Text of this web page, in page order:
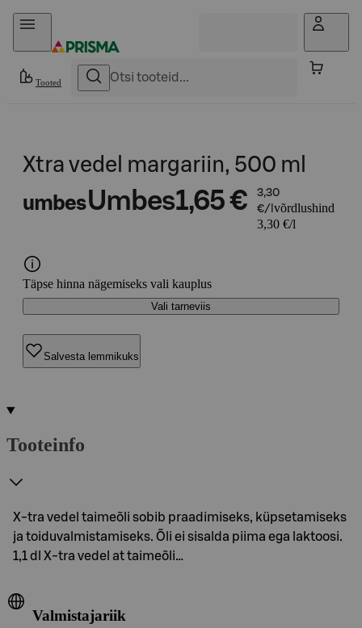
Otse sisu juurde
Tooted
Xtra vedel margariin, 500 ml
umbesUmbes1,65 €
3,30
€/l võrdlushind
3,30 €/l
Täpse hinna nägemiseks vali kauplus
Vali tarneviis
Salvesta lemmikuks
Tooteinfo
X-tra vedel taimeõli sobib praadimiseks, küpsetamiseks
ja toiduvalmistamiseks. Õli ei sisalda piima ega laktoosi.
1,1 dl X-tra vedel at taimeõli…
Valmistajariik